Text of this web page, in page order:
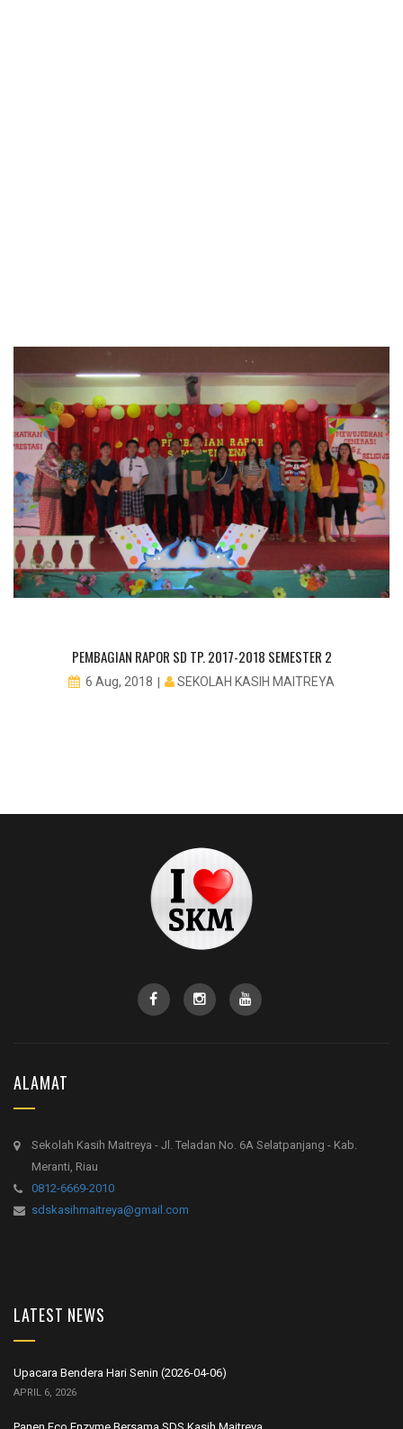
PEMBAGIAN RAPOR SD TP. 2017-2018 SEMESTER 2
6 Aug, 2018 SEKOLAH KASIH MAITREYA
ALAMAT
Sekolah Kasih Maitreya - Jl. Teladan No. 6A Selatpanjang - Kab.
Meranti, Riau
0812-6669-2010
sdskasihmaitreya@gmail.com
LATEST NEWS
Upacara Bendera Hari Senin (2026-04-06)
APRIL 6, 2026